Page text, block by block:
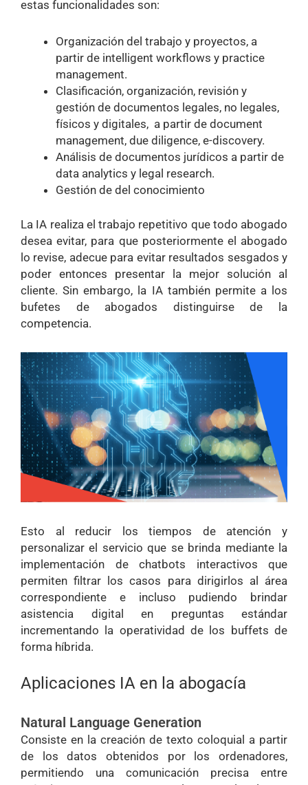
estas funcionalidades son:
Organización del trabajo y proyectos, a
partir de intelligent workflows y practice
management.
Clasificación, organización, revisión y
gestión de documentos legales, no legales,
físicos y digitales, a partir de document
management, due diligence, e-discovery.
Análisis de documentos jurídicos a partir de
data analytics y legal research.
Gestión de del conocimiento
La IA realiza el trabajo repetitivo que todo abogado
desea evitar, para que posteriormente el abogado
lo revise, adecue para evitar resultados sesgados y
poder entonces presentar la mejor solución al
cliente. Sin embargo, la IA también permite a los
bufetes de abogados distinguirse de la
competencia.
Esto al reducir los tiempos de atención y
personalizar el servicio que se brinda mediante la
implementación de chatbots interactivos que
permiten filtrar los casos para dirigirlos al área
correspondiente e incluso pudiendo brindar
asistencia digital en preguntas estándar
incrementando la operatividad de los buffets de
forma híbrida.
Aplicaciones IA en la abogacía
Natural Language Generation
Consiste en la creación de texto coloquial a partir
de los datos obtenidos por los ordenadores,
permitiendo una comunicación precisa entre